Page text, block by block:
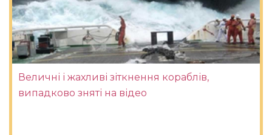
Величні і жахливі зіткнення кораблів,
випадково зняті на відео